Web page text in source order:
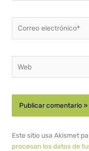
electrónico*
Este sitio usa Akismet
procesan los datos de